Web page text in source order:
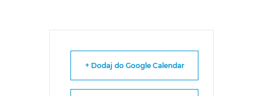
+ Dodaj do Google Calendar